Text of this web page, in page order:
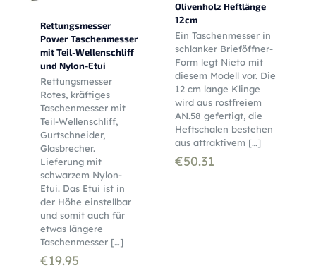
Rettungsmesser
Power Taschenmesser
mit Teil-Wellenschliff
und Nylon-Etui
Rettungsmesser
Rotes, kräftiges
Taschenmesser mit
Teil-Wellenschliff,
Gurtschneider,
Glasbrecher.
Lieferung mit
schwarzem Nylon-
Etui. Das Etui ist in
der Höhe einstellbar
und somit auch für
etwas längere
Taschenmesser[…]
€19.95
Olivenholz Heftlänge
12cm
Ein Taschenmesser in
schlanker Brieföffner-
Form legt Nieto mit
diesem Modell vor. Die
12 cm lange Klinge
wird aus rostfreiem
AN.58 gefertigt, die
Heftschalen bestehen
aus attraktivem […]
€50.31